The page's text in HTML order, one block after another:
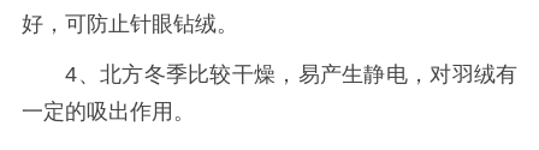
好，可防止针眼钻绒。
4、北方冬季比较干燥，易产生静电，对羽绒有
一定的吸出作用。